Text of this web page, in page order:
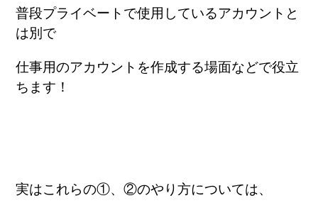
普段プライベートで使用しているアカウントと
は別で
仕事用のアカウントを作成する場面などで役立
ちます！
実はこれらの①、②のやり方については、